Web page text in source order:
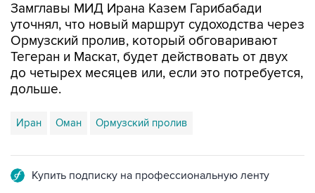
Замглавы МИД Ирана Казем Гарибабади
уточнял, что новый маршрут судоходства через
Ормузский пролив, который обговаривают
Тегеран и Маскат, будет действовать от двух
до четырех месяцев или, если это потребуется,
дольше.
Иран Оман Ормузский пролив
Купить подписку на профессиональную ленту